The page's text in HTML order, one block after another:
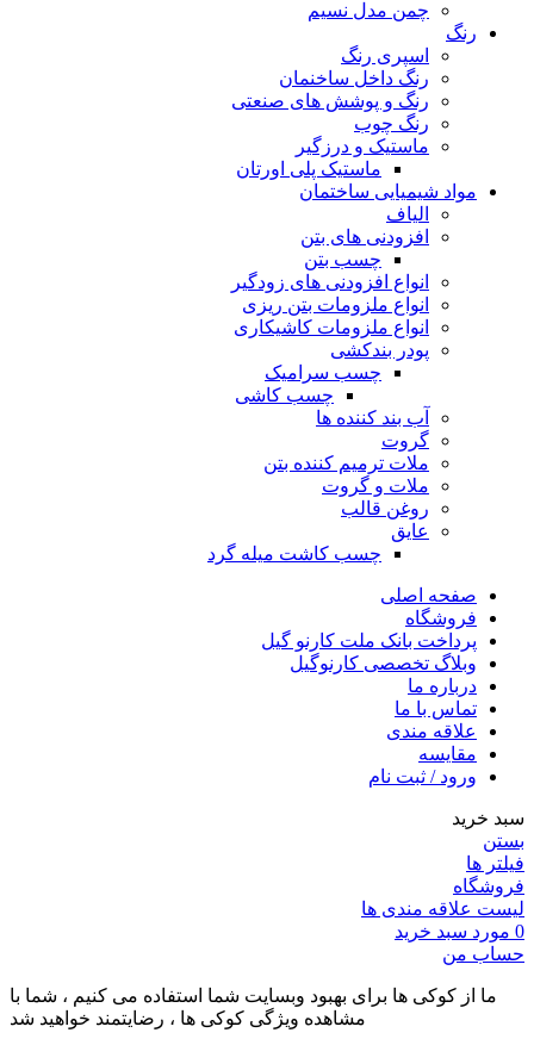
چمن مدل نسیم
رنگ
اسپری رنگ
رنگ داخل ساخنمان
رنگ و پوشش های صنعتی
رنگ چوب
ماستیک و درزگیر
ماستیک پلی اورتان
مواد شیمیایی ساختمان
الیاف
افزودنی های بتن
چسب بتن
انواع افزودنی های زودگیر
انواع ملزومات بتن ریزی
انواع ملزومات کاشیکاری
پودر بندکشی
چسب سرامیک
چسب کاشی
آب بند کننده ها
گروت
ملات ترمیم کننده بتن
ملات و گروت
روغن قالب
عایق
چسب کاشت میله گرد
صفحه اصلی
فروشگاه
پرداخت بانک ملت کارنو گیل
وبلاگ تخصصی کارنوگیل
درباره ما
تماس با ما
علاقه مندی
مقايسه
ورود / ثبت نام
سبد خرید
بستن
فیلتر ها
فروشگاه
لیست علاقه مندی ها
0 مورد سبد خرید
حساب من
ما از کوکی ها برای بهبود وبسایت شما استفاده می کنیم ، شما با
مشاهده ویژگی کوکی ها ، رضایتمند خواهید شد